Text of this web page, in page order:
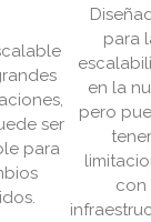
ser
para
para
en la
pero
tener
con